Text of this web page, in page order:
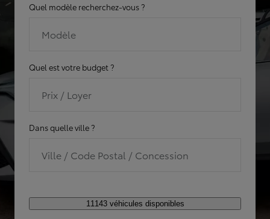
Quel modèle recherchez-vous ?
Modèle
Quel est votre budget ?
Prix / Loyer
Dans quelle ville ?
Ville / Code Postal / Concession
11143 véhicules disponibles